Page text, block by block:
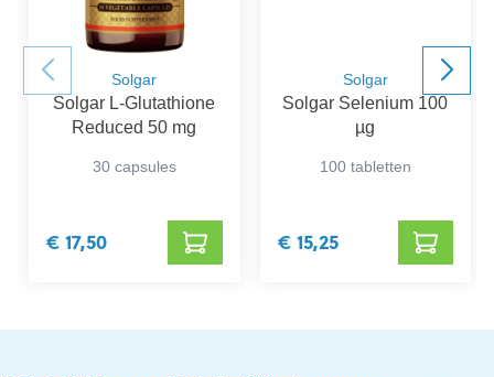
Solgar
Solgar L-Glutathione
Reduced 50 mg
30 capsules
€ 17,50
Solgar
Solgar Selenium 100
µg
100 tabletten
€ 15,25